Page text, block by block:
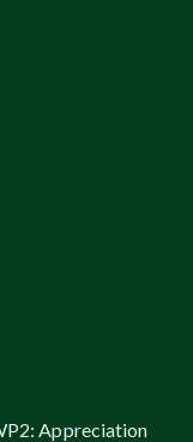
Appreciation